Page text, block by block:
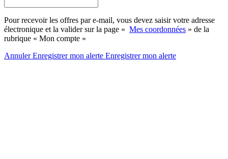
Pour recevoir les offres par e-mail, vous devez saisir votre adresse
électronique et la valider sur la page « Mes coordonnées » de la
rubrique « Mon compte »
AnnulerEnregistrer mon alerte Enregistrermon alerte